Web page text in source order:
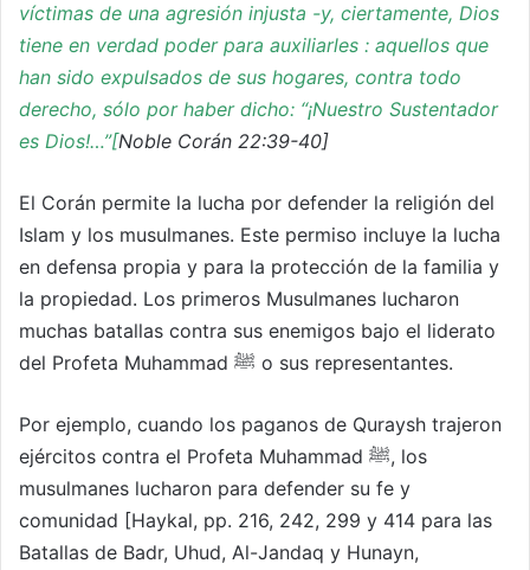
víctimas de una agresión injusta -y, ciertamente, Dios
tiene en verdad poder para auxiliarles : aquellos que
han sido expulsados de sus hogares, contra todo
derecho, sólo por haber dicho: “¡Nuestro Sustentador
es Dios!…”[Noble Corán 22:39-40]
El Corán permite la lucha por defender la religión del
Islam y los musulmanes. Este permiso incluye la lucha
en defensa propia y para la protección de la familia y
la propiedad. Los primeros Musulmanes lucharon
muchas batallas contra sus enemigos bajo el liderato
del Profeta Muhammad ﷺ o sus representantes.
Por ejemplo, cuando los paganos de Quraysh trajeron
ejércitos contra el Profeta Muhammad ﷺ, los
musulmanes lucharon para defender su fe y
comunidad [Haykal, pp. 216, 242, 299 y 414 para las
Batallas de Badr, Uhud, Al-Jandaq y Hunayn,